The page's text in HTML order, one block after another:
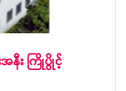
နီး ကြိုပွိုင့်